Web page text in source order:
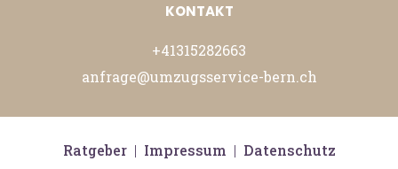
KONTAKT
+41315282663
anfrage@umzugsservice-bern.ch
Ratgeber| Impressum | Datenschutz